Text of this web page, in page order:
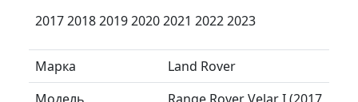
2017 2018 2019 2020 2021 2022 2023
Марка
Land Rover